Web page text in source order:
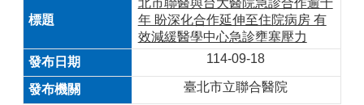
北市聯醫與台大醫院急診合作逾十
年 盼深化合作延伸至住院病房 有
效減緩醫學中心急診壅塞壓力
114-09-18
臺北市立聯合醫院